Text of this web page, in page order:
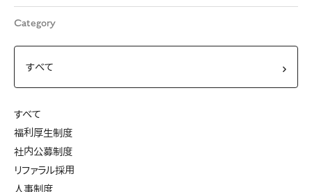
Category
すべて
福利厚生制度
社内公募制度
リファラル採用
人事制度